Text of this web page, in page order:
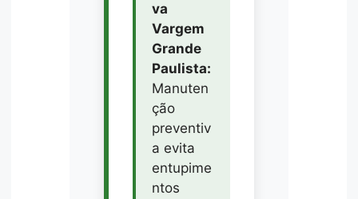
va
Vargem
Grande
Paulista:
Manuten
ção
preventiv
a evita
entupime
ntos